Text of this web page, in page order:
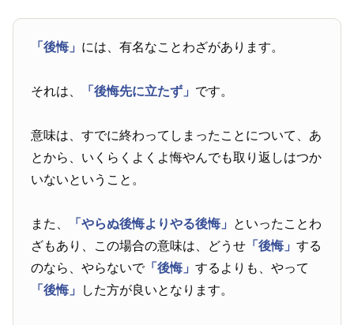
「後悔」 には、有名なことわざがあります。
それは、 「後悔先に立たず」 です。
意味は、すでに終わってしまったことについて、あ
とから、いくらくよくよ悔やんでも取り返しはつか
いないということ。
また、 「やらぬ後悔よりやる後悔」 といったことわ
ざもあり、この場合の意味は、どうせ 「後悔」する
のなら、やらないで「後悔」するよりも、やって
「後悔」
した方が良いとなります。